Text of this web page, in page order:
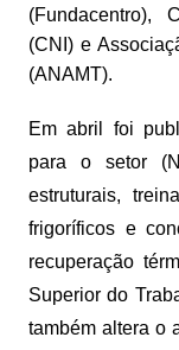
(Fundacentro),
(CNI) e
(ANAMT).
Em abril foi
para o setor
estruturais,
frigoríficos e
recuperação
Superior do
também altera o